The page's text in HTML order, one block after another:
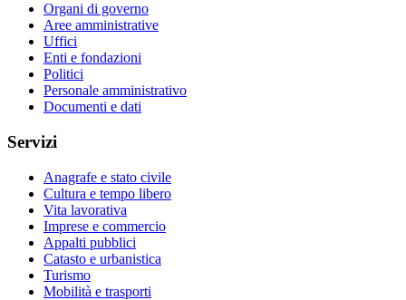
Organi di governo
Aree amministrative
Uffici
Enti e fondazioni
Politici
Personale amministrativo
Documenti e dati
Servizi
Anagrafe e stato civile
Cultura e tempo libero
Vita lavorativa
Imprese e commercio
Appalti pubblici
Catasto e urbanistica
Turismo
Mobilità e trasporti